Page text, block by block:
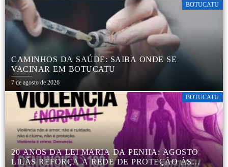
BOTUCATU
CAMINHOS DA SAÚDE: SAIBA ONDE SE
VACINAR EM BOTUCATU
7 de agosto de 2026
BOTUCATU
20 ANOS DA LEI MARIA DA PENHA: AGOSTO
LILÁS REFORÇA A REDE DE PROTEÇÃO ÀS